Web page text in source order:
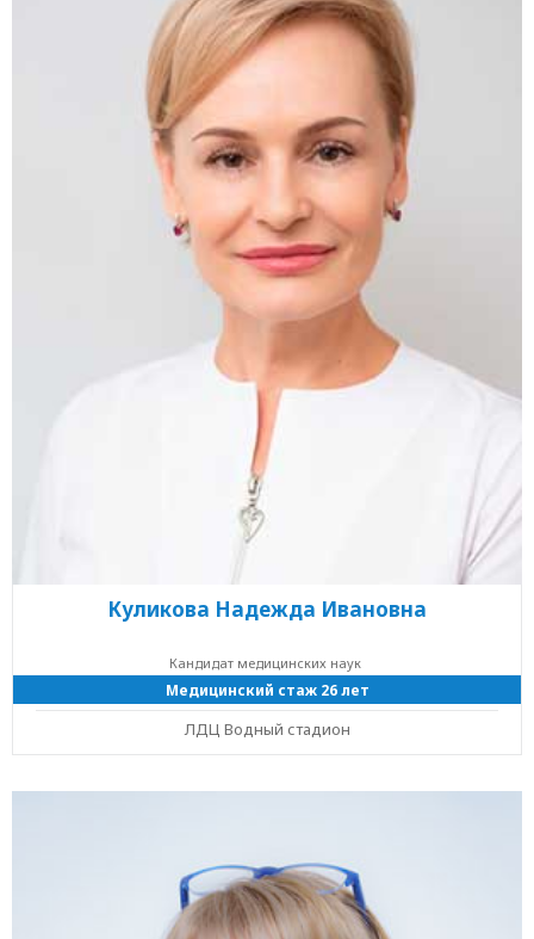
Куликова Надежда Ивановна
Кандидат медицинских наук
Медицинский стаж 26 лет
ЛДЦ Водный стадион